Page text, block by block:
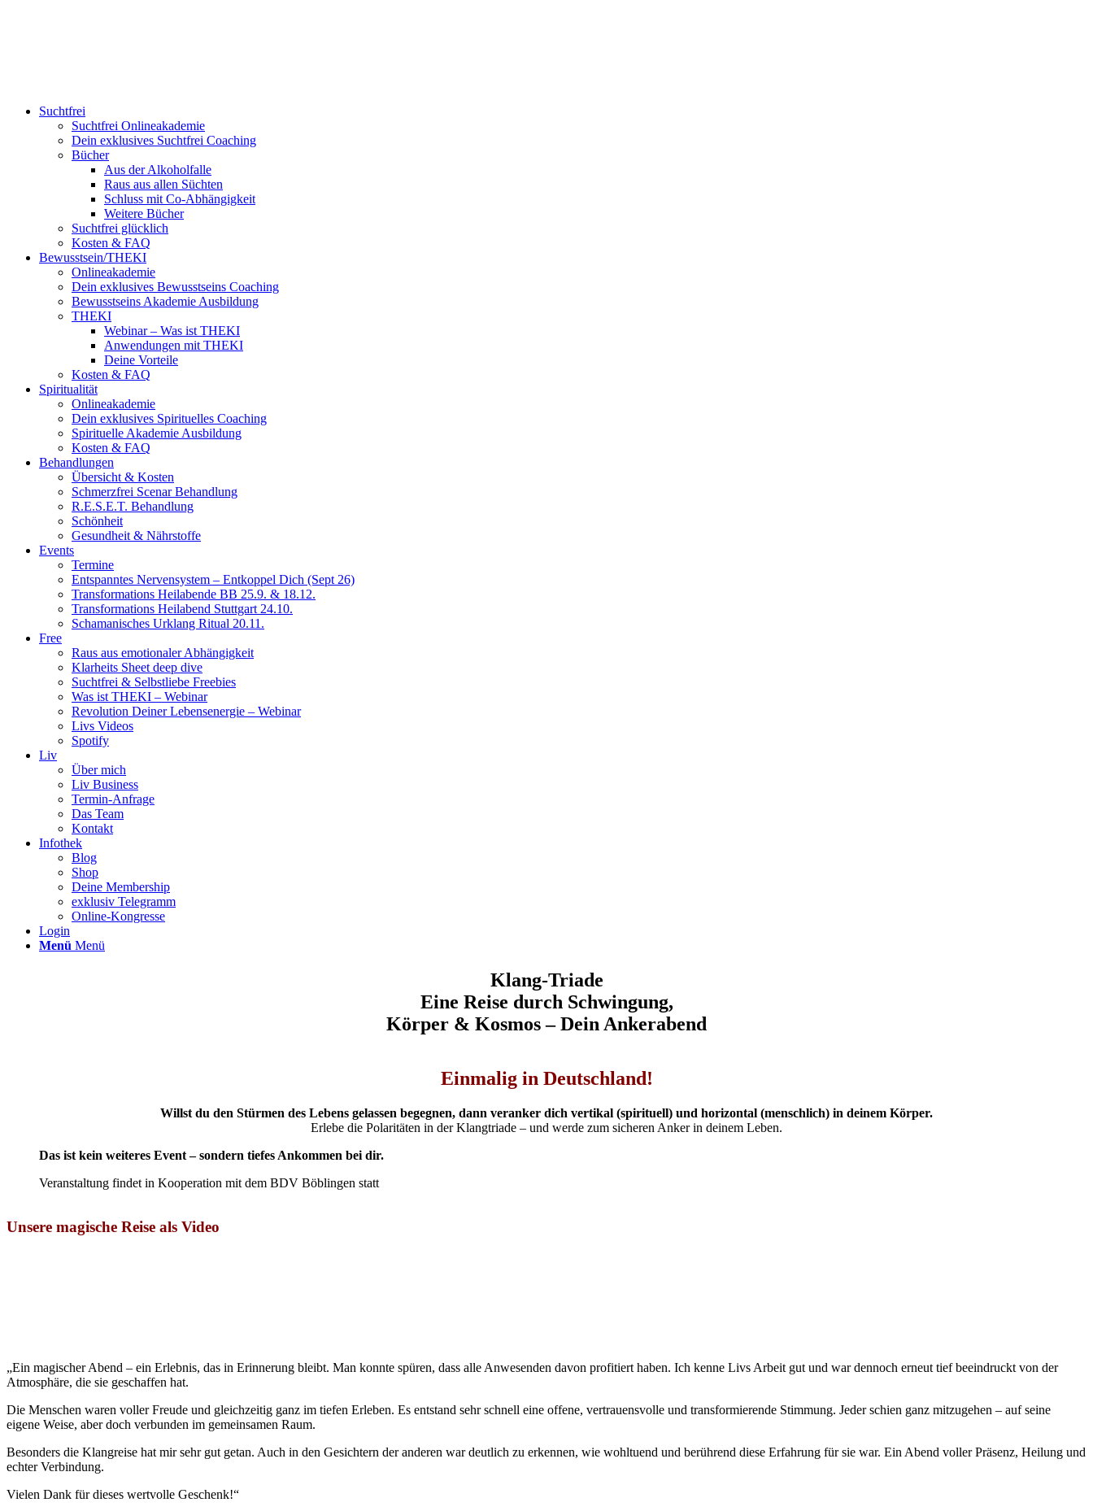
Suchtfrei
Suchtfrei Onlineakademie
Dein exklusives Suchtfrei Coaching
Bücher
Aus der Alkoholfalle
Raus aus allen Süchten
Schluss mit Co-Abhängigkeit
Weitere Bücher
Suchtfrei glücklich
Kosten & FAQ
Bewusstsein/THEKI
Onlineakademie
Dein exklusives Bewusstseins Coaching
Bewusstseins Akademie Ausbildung
THEKI
Webinar – Was ist THEKI
Anwendungen mit THEKI
Deine Vorteile
Kosten & FAQ
Spiritualität
Onlineakademie
Dein exklusives Spirituelles Coaching
Spirituelle Akademie Ausbildung
Kosten & FAQ
Behandlungen
Übersicht & Kosten
Schmerzfrei Scenar Behandlung
R.E.S.E.T. Behandlung
Schönheit
Gesundheit & Nährstoffe
Events
Termine
Entspanntes Nervensystem – Entkoppel Dich (Sept 26)
Transformations Heilabende BB 25.9. & 18.12.
Transformations Heilabend Stuttgart 24.10.
Schamanisches Urklang Ritual 20.11.
Free
Raus aus emotionaler Abhängigkeit
Klarheits Sheet deep dive
Suchtfrei & Selbstliebe Freebies
Was ist THEKI – Webinar
Revolution Deiner Lebensenergie – Webinar
Livs Videos
Spotify
Liv
Über mich
Liv Business
Termin-Anfrage
Das Team
Kontakt
Infothek
Blog
Shop
Deine Membership
exklusiv Telegramm
Online-Kongresse
Login
Menü Menü
Klang-Triade
Eine Reise durch Schwingung,
Körper & Kosmos – Dein Ankerabend
Einmalig in Deutschland!
Willst du den Stürmen des Lebens gelassen begegnen, dann veranker dich vertikal (spirituell) und horizontal (menschlich) in deinem Körper.
Erlebe die Polaritäten in der Klangtriade – und werde zum sicheren Anker in deinem Leben.
Das ist kein weiteres Event – sondern tiefes Ankommen bei dir.
Veranstaltung findet in Kooperation mit dem BDV Böblingen statt
Unsere magische Reise als Video
„Ein magischer Abend – ein Erlebnis, das in Erinnerung bleibt. Man konnte spüren, dass alle Anwesenden davon profitiert haben. Ich kenne Livs Arbeit gut und war dennoch erneut tief beeindruckt von der
Atmosphäre, die sie geschaffen hat.
Die Menschen waren voller Freude und gleichzeitig ganz im tiefen Erleben. Es entstand sehr schnell eine offene, vertrauensvolle und transformierende Stimmung. Jeder schien ganz mitzugehen – auf seine
eigene Weise, aber doch verbunden im gemeinsamen Raum.
Besonders die Klangreise hat mir sehr gut getan. Auch in den Gesichtern der anderen war deutlich zu erkennen, wie wohltuend und berührend diese Erfahrung für sie war. Ein Abend voller Präsenz, Heilung und
echter Verbindung.
Vielen Dank für dieses wertvolle Geschenk!“